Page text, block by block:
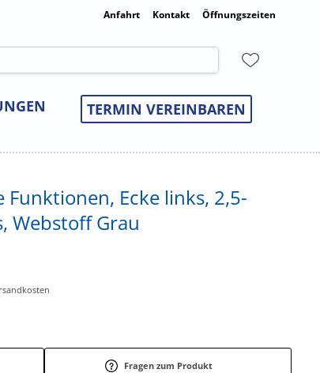
Anfahrt Kontakt Öffnungszeiten
TERMIN VEREINBAREN
Ecke links, 2,5-
Webstoff Grau
Fragen zum Produkt